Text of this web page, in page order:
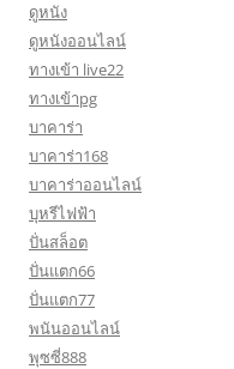
ดูหนัง
ดูหนังออนไลน์
ทางเข้า live22
ทางเข้าpg
บาคาร่า
บาคาร่า168
บาคาร่าออนไลน์
บุหรีไฟฟ้า
ปั่นสล็อต
ปั่นแตก66
ปั่นแตก77
พนันออนไลน์
พุซซี่888